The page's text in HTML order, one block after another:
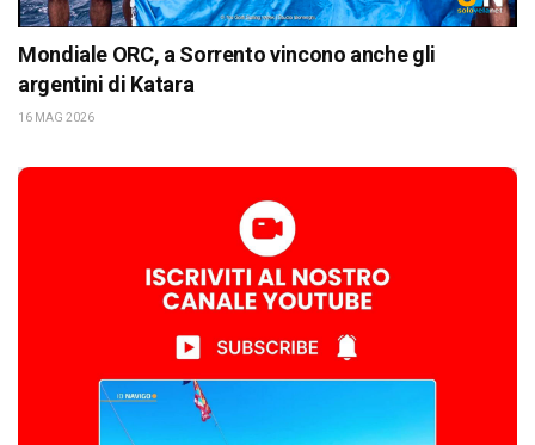
Mondiale ORC, a Sorrento vincono anche gli
argentini di Katara
16 MAG 2026